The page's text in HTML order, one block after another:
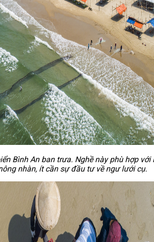
Bình An ban trưa. Nghề này phù hợp với
nhàn, ít cần sự đầu tư về ngư lưới cụ.